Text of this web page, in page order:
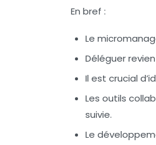
En bref :
Le
Déléguer
Il est crucial
Les outils
suivie.
Le